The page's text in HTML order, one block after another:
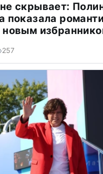
скрывает:
показала
257